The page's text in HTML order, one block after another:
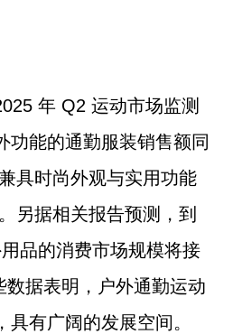
年 Q2 运动市场监测
功能的通勤服装销售额同
具时尚外观与实用功能
另据相关报告预测，到
品的消费市场规模将接
据表明，户外通勤运动
具有广阔的发展空间。